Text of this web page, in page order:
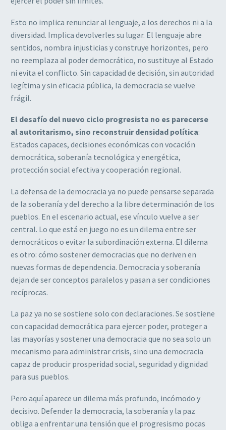
Esto no implica renunciar al lenguaje, a los derechos ni a la
diversidad. Implica devolverles su lugar. El lenguaje abre
sentidos, nombra injusticias y construye horizontes, pero
no reemplaza al poder democrático, no sustituye al Estado
ni evita el conflicto. Sin capacidad de decisión, sin autoridad
legítima y sin eficacia pública, la democracia se vuelve
frágil.
El desafío del nuevo ciclo progresista no es parecerse
al autoritarismo, sino reconstruir densidad política:
Estados capaces, decisiones económicas con vocación
democrática, soberanía tecnológica y energética,
protección social efectiva y cooperación regional.
La defensa de la democracia ya no puede pensarse separada
de la soberanía y del derecho a la libre determinación de los
pueblos. En el escenario actual, ese vínculo vuelve a ser
central. Lo que está en juego no es un dilema entre ser
democráticos o evitar la subordinación externa. El dilema
es otro: cómo sostener democracias que no deriven en
nuevas formas de dependencia. Democracia y soberanía
dejan de ser conceptos paralelos y pasan a ser condiciones
recíprocas.
La paz ya no se sostiene solo con declaraciones. Se sostiene
con capacidad democrática para ejercer poder, proteger a
las mayorías y sostener una democracia que no sea solo un
mecanismo para administrar crisis, sino una democracia
capaz de producir prosperidad social, seguridad y dignidad
para sus pueblos.
Pero aquí aparece un dilema más profundo, incómodo y
decisivo. Defender la democracia, la soberanía y la paz
obliga a enfrentar una tensión que el progresismo pocas